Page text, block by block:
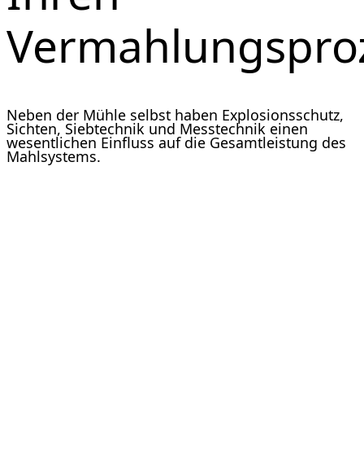
Neben der Mühle selbst haben Explosionsschutz,
Sichten, Siebtechnik und Messtechnik einen
wesentlichen Einfluss auf die Gesamtleistung des
Mahlsystems.